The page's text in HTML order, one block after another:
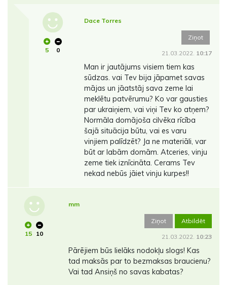
5 0
Dace Torres
Ziņot
21.03.2022. 10:17
Man ir jautājums visiem tiem kas
sūdzas. vai Tev bija jāpamet savas
mājas un jāatstāj sava zeme lai
meklētu patvērumu? Ko var gausties
par ukraiņiem, vai viņi Tev ko atņem?
Normāla domājoša cilvēka rīcība
šajā situācija būtu, vai es varu
vinjiem palīdzēt? Ja ne materiāli, var
būt ar labām domām. Atceries, vinju
zeme tiek iznīcināta. Cerams Tev
nekad nebūs jāiet vinju kurpes!!
15 10
mm
Ziņot Atbildēt
21.03.2022. 10:23
Pārējiem būs lielāks nodokļu slogs! Kas
tad maksās par to bezmaksas braucienu?
Vai tad Ansiņš no savas kabatas?